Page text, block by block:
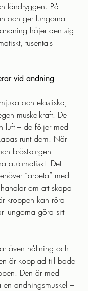
ländryggen. På
och ger lungorna
höjer den sig
tusentals
vid andning
och elastiska,
muskelkraft. De
luft – de följer med
runt dem. När
bröstkorgen
automatiskt. Det
“arbeta” med
om att skapa
kroppen kan röra
lungorna göra sitt
även hållning och
är kopplad till både
Den är med
andningsmuskel –